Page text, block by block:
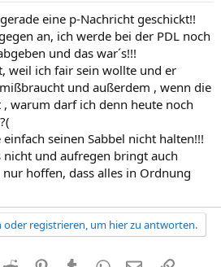
eine p-Nachricht geschickt!!
an, ich werde bei der PDL noch
und das war´s!!!
weil ich fair sein wollte und er
und außerdem , wenn die
warum darf ich denn heute noch
seinen Sabbel nicht halten!!!
nicht und aufregen bringt auch
hoffen, dass alles in Ordnung
oder registrieren, um hier zu antworten.